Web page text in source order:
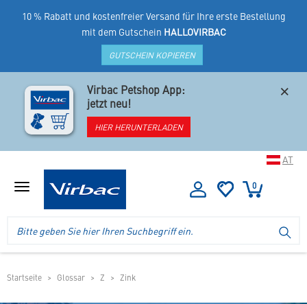
10 % Rabatt und kostenfreier Versand für Ihre erste Bestellung
mit dem Gutschein HALLOVIRBAC
GUTSCHEIN KOPIEREN
Virbac Petshop App:
jetzt neu!
HIER HERUNTERLADEN
×
AT
Menü
Virbac
Ihr
Shop
0
Header
mobilen
Startseite Glossar Z Zink